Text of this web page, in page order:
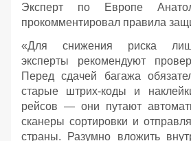
Эксперт по Европе
прокомментировал правила
«Для снижения риска
эксперты рекомендуют
Перед сдачей багажа
старые штрих-коды и
рейсов — они путают
сканеры сортировки и
страны. Разумно вложить